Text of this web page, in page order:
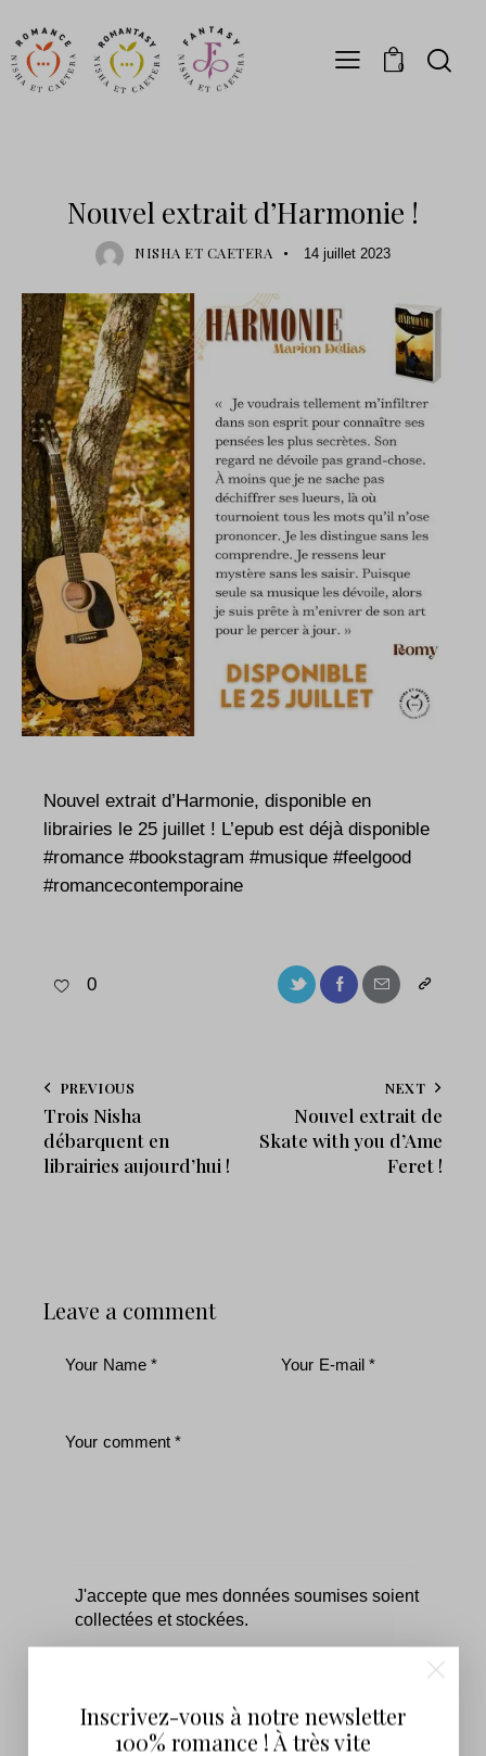
0
Nouvel extrait d’Harmonie !
NISHA ET CAETERA 14 juillet 2023
Nouvel extrait d’Harmonie, disponible en
librairies le 25 juillet ! L’epub est déjà disponible
#romance #bookstagram #musique #feelgood
#romancecontemporaine
0
PREVIOUS
Trois Nisha
débarquent en
librairies aujourd’hui !
NEXT
Nouvel extrait de
Skate with you d’Ame
Feret !
Leave a comment
J'accepte que mes données soumises soient
collectées et stockées.
Inscrivez-vous à notre newsletter
100% romance ! À très vite